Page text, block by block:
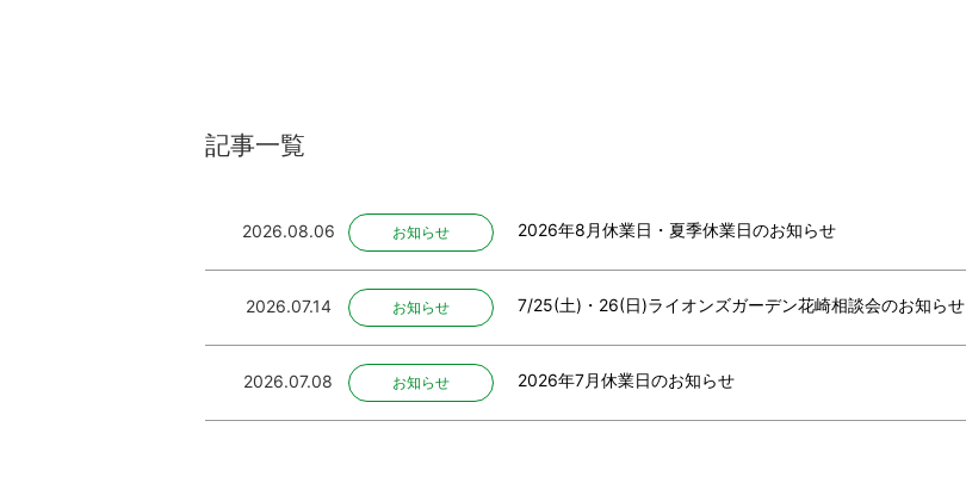
記事一覧
2026.08.06 お知らせ 2026年8月休業日・夏季休業日のお知らせ
2026.07.14 お知らせ 7/25(土)・26(日)ライオンズガーデン花崎相談会のお知らせ
2026.07.08 お知らせ 2026年7月休業日のお知らせ